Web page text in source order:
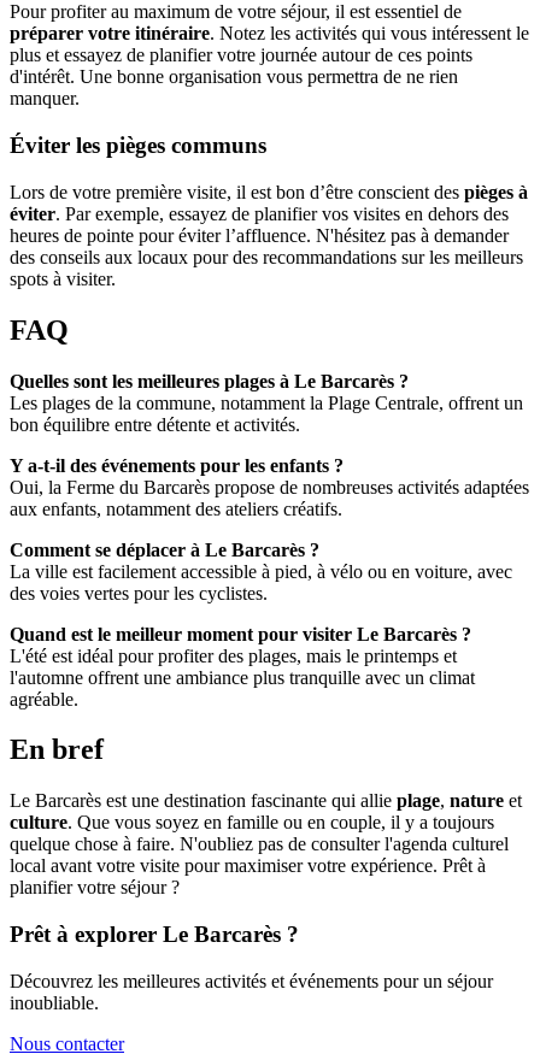
Pour profiter au maximum de votre séjour, il est essentiel de
préparer votre itinéraire. Notez les activités qui vous intéressent le
plus et essayez de planifier votre journée autour de ces points
d'intérêt. Une bonne organisation vous permettra de ne rien
manquer.
Éviter les pièges communs
Lors de votre première visite, il est bon d’être conscient des pièges à
éviter. Par exemple, essayez de planifier vos visites en dehors des
heures de pointe pour éviter l’affluence. N'hésitez pas à demander
des conseils aux locaux pour des recommandations sur les meilleurs
spots à visiter.
FAQ
Quelles sont les meilleures plages à Le Barcarès ?
Les plages de la commune, notamment la Plage Centrale, offrent un
bon équilibre entre détente et activités.
Y a-t-il des événements pour les enfants ?
Oui, la Ferme du Barcarès propose de nombreuses activités adaptées
aux enfants, notamment des ateliers créatifs.
Comment se déplacer à Le Barcarès ?
La ville est facilement accessible à pied, à vélo ou en voiture, avec
des voies vertes pour les cyclistes.
Quand est le meilleur moment pour visiter Le Barcarès ?
L'été est idéal pour profiter des plages, mais le printemps et
l'automne offrent une ambiance plus tranquille avec un climat
agréable.
En bref
Le Barcarès est une destination fascinante qui allie plage, nature et
culture. Que vous soyez en famille ou en couple, il y a toujours
quelque chose à faire. N'oubliez pas de consulter l'agenda culturel
local avant votre visite pour maximiser votre expérience. Prêt à
planifier votre séjour ?
Prêt à explorer Le Barcarès ?
Découvrez les meilleures activités et événements pour un séjour
inoubliable.
Nous contacter